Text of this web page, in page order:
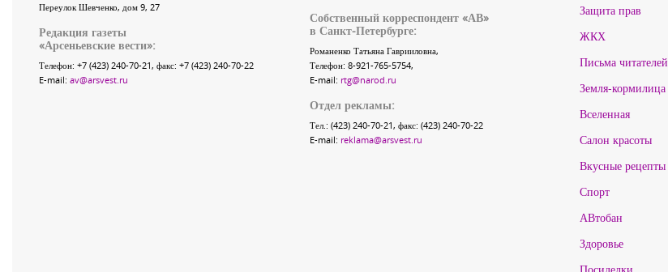
Переулок Шевченко, дом 9, 27
Редакция газеты
«Арсеньевские вести»:
Телефон: +7 (423) 240-70-21, факс: +7 (423) 240-70-22
E-mail: av@arsvest.ru
Собственный корреспондент «АВ»
в Санкт-Петербурге:
Романенко Татьяна Гаврииловна,
Телефон: 8-921-765-5754,
E-mail: rtg@narod.ru
Отдел рекламы:
Тел.: (423) 240-70-21, факс: (423) 240-70-22
E-mail: reklama@arsvest.ru
Защита прав
ЖКХ
Письма читателей
Земля-кормилица
Вселенная
Салон красоты
Вкусные рецепты
Спорт
АВтобан
Здоровье